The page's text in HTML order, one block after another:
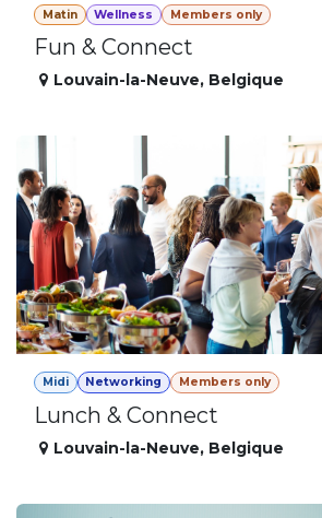
Matin Wellness Members only
Fun & Connect
Louvain-la-Neuve, Belgique
Midi Networking Members only
Lunch & Connect
Louvain-la-Neuve, Belgique